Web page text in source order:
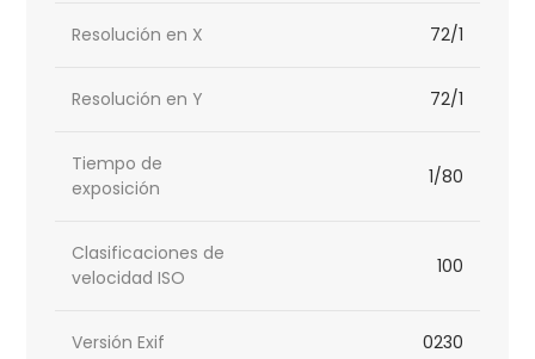
Resolución en X 72/1
Resolución en Y 72/1
Tiempo de
exposición
1/80
Clasificaciones de
velocidad ISO
100
Versión Exif 0230